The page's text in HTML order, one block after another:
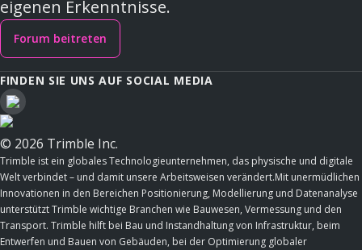
eigenen Erkenntnisse.
Forum beitreten
FINDEN SIE UNS AUF SOCIAL MEDIA
© 2026 Trimble Inc.
Trimble ist ein globales Technologieunternehmen, das physische und digitale
Welt verbindet – und damit unsere Arbeitsweisen verändert.Mit unermüdlichen
Innovationen in den Bereichen Positionierung, Modellierung und Datenanalyse
unterstützt Trimble wichtige Branchen wie Bauwesen, Vermessung und den
Transport. Trimble hilft bei Bau und Instandhaltung von Infrastruktur, beim
Entwerfen und Bauen von Gebäuden, bei der Optimierung globaler